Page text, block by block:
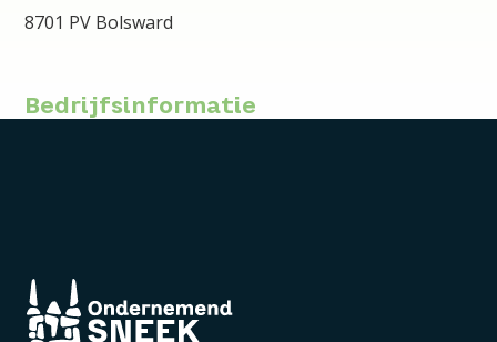
8701 PV Bolsward
Bedrijfsinformatie